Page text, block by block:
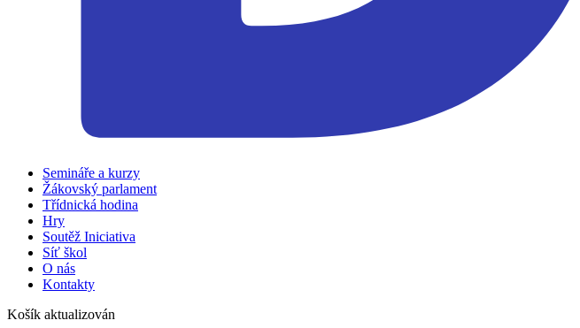
Semináře a kurzy
Žákovský parlament
Třídnická hodina
Hry
Soutěž Iniciativa
Síť škol
O nás
Kontakty
Košík aktualizován